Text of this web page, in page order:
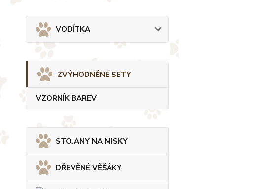
VODÍTKA
ZVÝHODNĚNÉ SETY
VZORNÍK BAREV
STOJANY NA MISKY
DŘEVĚNÉ VĚŠÁKY